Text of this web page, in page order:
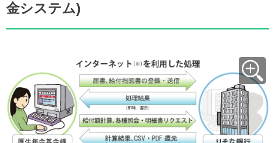
金システム)